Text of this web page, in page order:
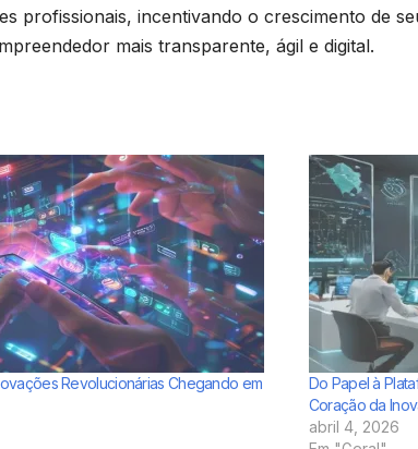
profissionais, incentivando o crescimento de
mais transparente, ágil e digital.
Revolucionárias Chegando em
Do Papel à
Coração da
abril 4, 2026